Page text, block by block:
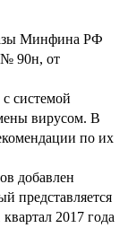
Минфина РФ
№ 90н, от
системой
вирусом. В
по их
добавлен
представляется
2017 года